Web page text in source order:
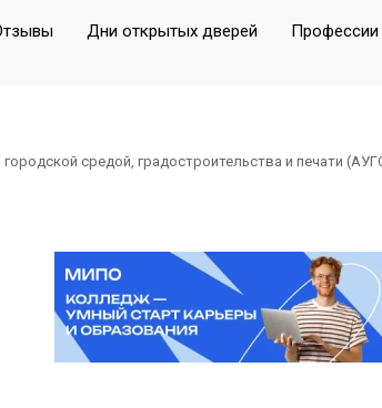
Дни открытых дверей Профессии
средой, градостроительства и печати